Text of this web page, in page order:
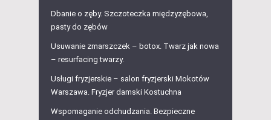
Dbanie o zęby. Szczoteczka międzyzębowa,
pasty do zębów
Usuwanie zmarszczek – botox. Twarz jak nowa
– resurfacing twarzy.
Usługi fryzjerskie – salon fryzjerski Mokotów
Warszawa. Fryzjer damski Kostuchna
Wspomaganie odchudzania. Bezpieczne